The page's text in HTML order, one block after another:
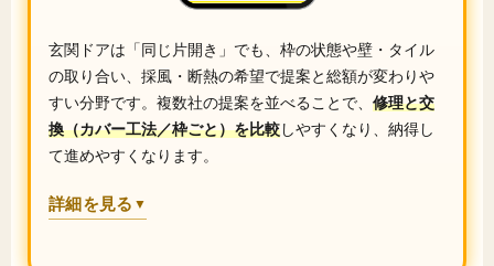
玄関ドアは「同じ片開き」でも、枠の状態や壁・タイル
の取り合い、採風・断熱の希望で提案と総額が変わりや
すい分野です。複数社の提案を並べることで、 修理と交
換（カバー工法／枠ごと）を比較しやすくなり、納得し
て進めやすくなります。
詳細を見る ▼